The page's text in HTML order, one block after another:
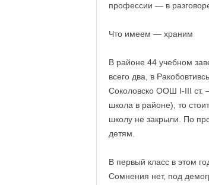
профессии — в
Что имеем — храним
В районе 44 учебном
всего два, в
Соколовско ООШ I-III ст.
школа в районе), то
школу не закрыли. По
детям.
В первый класс в этом
Сомнения нет, под